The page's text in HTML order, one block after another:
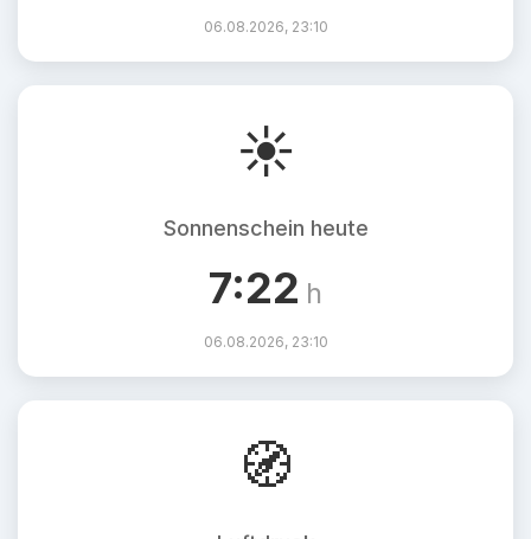
06.08.2026, 23:10
☀️
Sonnenschein heute
7:22 h
06.08.2026, 23:10
🧭